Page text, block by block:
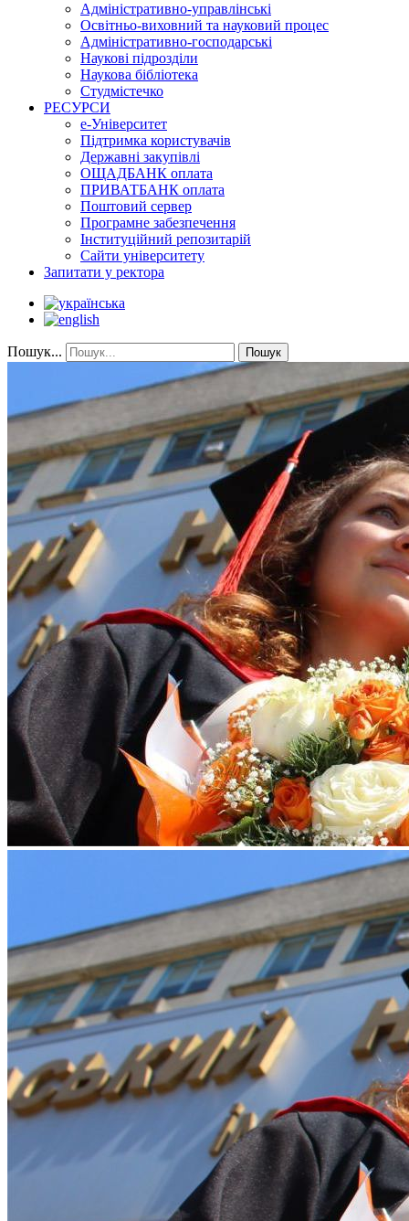
Адміністративно-управлінські
Освітньо-виховний та науковий процес
Адміністративно-господарські
Наукові підрозділи
Наукова бібліотека
Студмістечко
РЕСУРСИ
е-Університет
Підтримка користувачів
Державні закупівлі
ОЩАДБАНК оплата
ПРИВАТБАНК оплата
Поштовий сервер
Програмне забезпечення
Інституційний репозитарій
Сайти університету
Запитати у ректора
Пошук... Пошук